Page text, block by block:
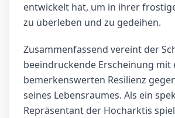
entwickelt hat, um in ihrer
zu überleben und zu gedeihen.
Zusammenfassend vereint der
beeindruckende Erscheinung mit
bemerkenswerten Resilienz
seines Lebensraumes. Als ein
Repräsentant der Hocharktis